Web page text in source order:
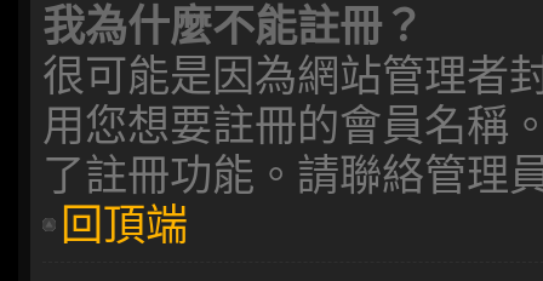
我為什麼不能註冊？
很可能是因為網站管理者
用您想要註冊的會員名稱
了註冊功能。請聯絡管理
回頂端